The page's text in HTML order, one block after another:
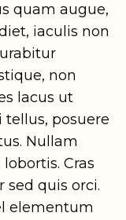
quam augue,
iaculis non
non
lacus ut
tellus, posuere
Nullam
Cras
quis orci.
elementum